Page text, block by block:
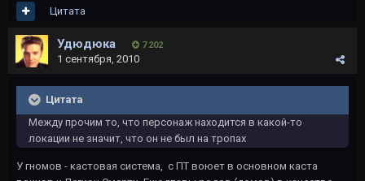
Цитата
Удюдюка 7 202
1 сентября, 2010
Цитата
Между прочим то, что персонаж находится в какой-то
локации не значит, что он не был на тропах
У гномов - кастовая система, с ПТ воюет в основном каста